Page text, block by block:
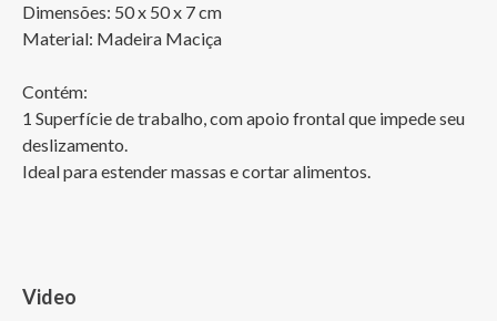
Dimensões: 50 x 50 x 7 cm
Material: Madeira Maciça
Contém:
1 Superfície de trabalho, com apoio frontal que impede seu
deslizamento.
Ideal para estender massas e cortar alimentos.
Video